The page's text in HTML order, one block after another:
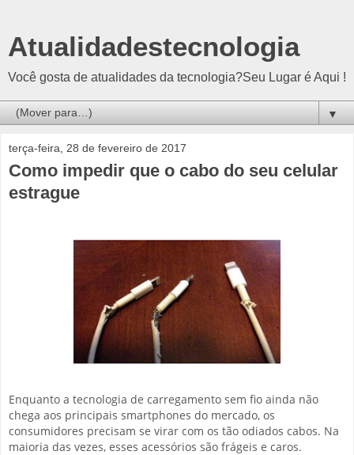
Atualidadestecnologia
Você gosta de atualidades da tecnologia?Seu Lugar é Aqui !
▼
terça-feira, 28 de fevereiro de 2017
Como impedir que o cabo do seu celular
estrague
Enquanto a tecnologia de carregamento sem fio ainda não
chega aos principais smartphones do mercado, os
consumidores precisam se virar com os tão odiados cabos. Na
maioria das vezes, esses acessórios são frágeis e caros.